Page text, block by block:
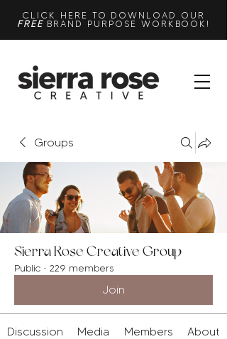
CLICK HERE TO DOWNLOAD OUR
FREEBRAND PURPOSE WORKBOOK!
Groups
Sierra Rose Creative Group
Public · 229 members
Join
Discussion Media Members About